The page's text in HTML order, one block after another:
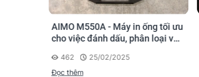
AIMO M550A - Máy in ống tối ưu
cho việc đánh dấu, phân loại và
462
25/02/2025
Đọc thêm